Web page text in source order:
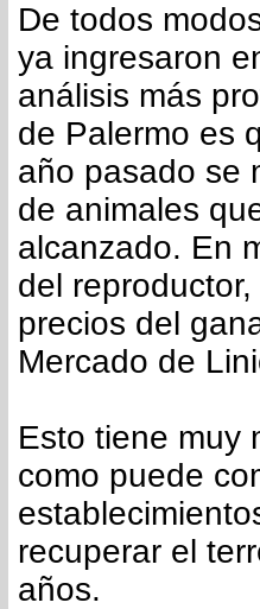
De todos
ya ingresaron
análisis más
de Palermo es
año pasado se
de animales
alcanzado. En
del
precios del
Mercado de
Esto tiene muy
como puede
recuperar el
años.